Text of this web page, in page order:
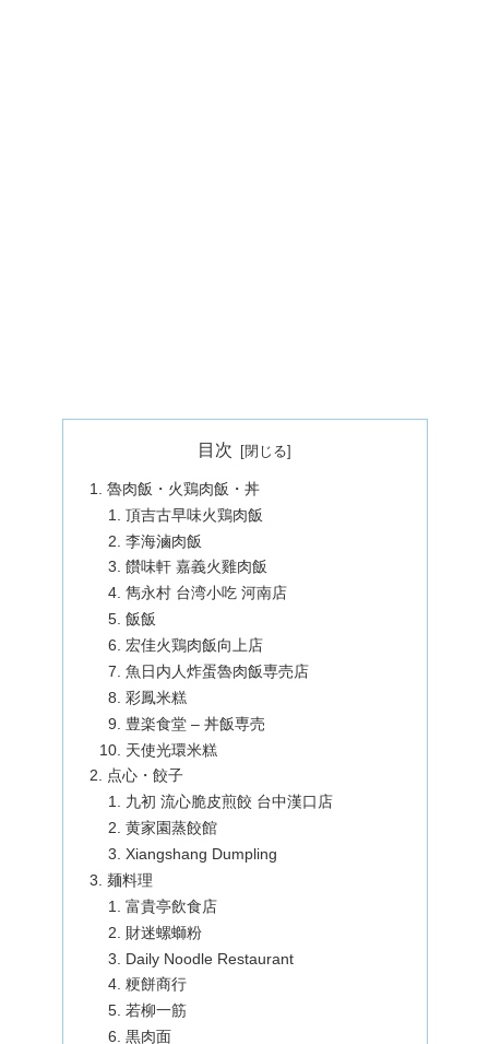
目次
魯肉飯・火鶏肉飯・丼
頂吉古早味火鶏肉飯
李海滷肉飯
饡味軒 嘉義火雞肉飯
雋永村 台湾小吃 河南店
飯飯
宏佳火鶏肉飯向上店
魚日内人炸蛋魯肉飯専売店
彩鳳米糕
豊楽食堂 – 丼飯専売
天使光環米糕
点心・餃子
九初 流心脆皮煎餃 台中漢口店
黄家園蒸餃館
Xiangshang Dumpling
麺料理
富貴亭飲食店
財迷螺螄粉
Daily Noodle Restaurant
粳餅商行
若柳一筋
黒肉面